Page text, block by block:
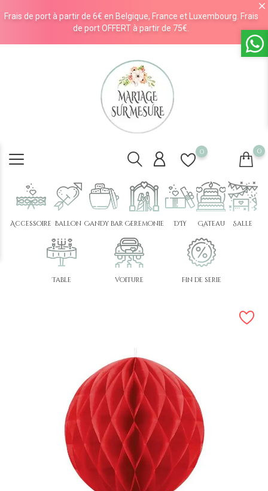
Frais de port à partir de 6€ en Belgique, France et Luxembourg. Frais
de port OFFERT à partir de 75€.
0 0
Accessoire Ballon Candy bar Cérémonie DIY Gâteau Salle
Table Voiture Fin de série